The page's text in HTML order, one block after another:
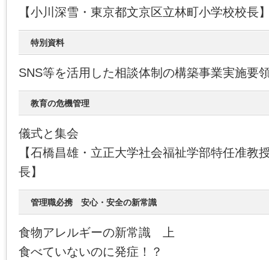
【小川深雪・東京都文京区立林町小学校校長
特別資料
SNS等を活用した相談体制の構築事業実施要
教育の危機管理
儀式と集会
【石橋昌雄・立正大学社会福祉学部特任准教
長】
管理職必携 安心・安全の新常識
食物アレルギーの新常識 上
食べていないのに発症！？